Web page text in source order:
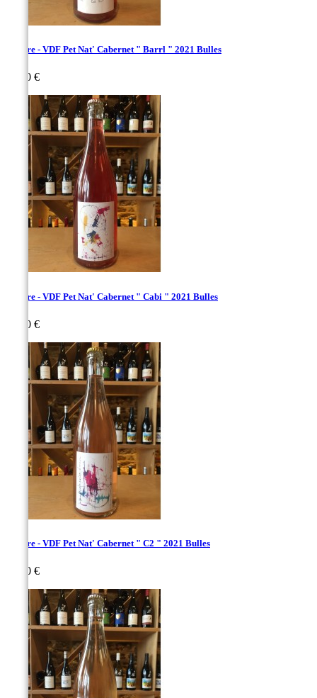
Deflore - VDF Pet Nat' Cabernet " Barrl " 2021 Bulles
30,00 €
Deflore - VDF Pet Nat' Cabernet " Cabi " 2021 Bulles
30,00 €
Deflore - VDF Pet Nat' Cabernet " C2 " 2021 Bulles
30,00 €